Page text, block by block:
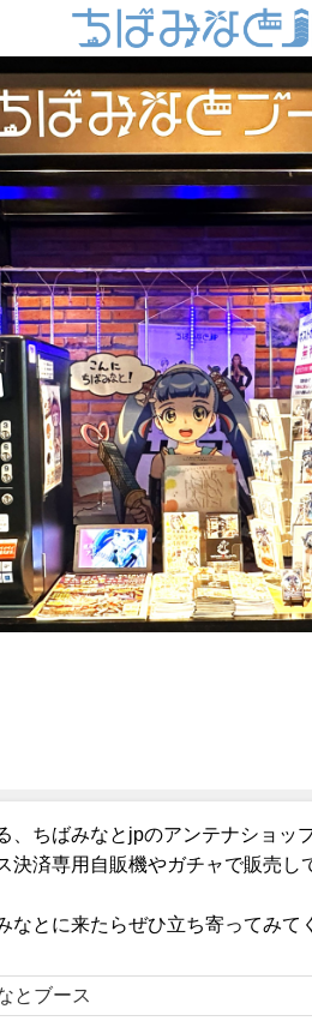
ちばみなとjpのアンテナショップ
済専用自販機やガチャで販売し
とに来たらぜひ立ち寄ってみて
とブース